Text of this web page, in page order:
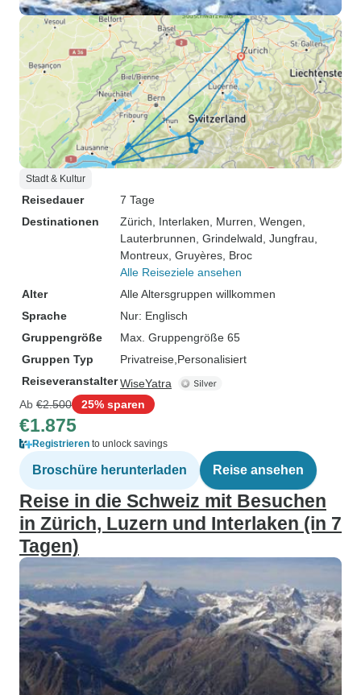
Stadt & Kultur
Reisedauer
7 Tage
Destinationen
Zürich , Interlaken , Murren , Wengen
Lauterbrunnen , Grindelwald , Jungfrau
Montreux , Gruyères , Broc
Alle Reiseziele ansehen
Alter
Alle Altersgruppen willkommen
Sprache
Nur: Englisch
Gruppengröße
Max. Gruppengröße 65
Gruppen Typ
Privatreise Personalisiert
ReiseveranstalterWiseYatra
Ab €2.500 25% sparen
€1.875
Registrieren to unlock savings
Broschüre herunterladen Reise ansehen
Reise in die Schweiz mit Besuchen
in Zürich, Luzern und Interlaken (in 7
Tagen)